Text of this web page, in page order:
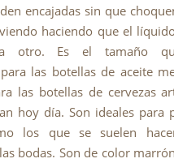
encajadas sin que
haciendo que el
otro. Es el tamaño
las botellas de aceite
las botellas de cervezas
hoy día. Son ideales para
los que se suelen
bodas. Son de color